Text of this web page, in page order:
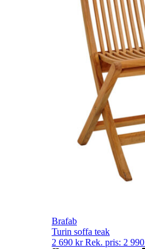
Brafab
Turin soffa teak
2 690 kr Rek. pris: 2 990